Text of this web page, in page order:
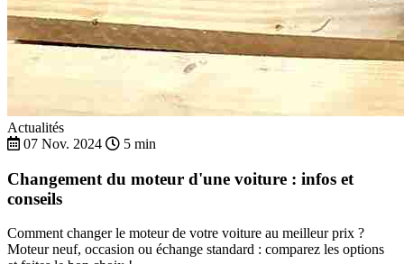
Actualités
07 Nov. 2024
5 min
Changement du moteur d'une voiture : infos et
conseils
Comment changer le moteur de votre voiture au meilleur prix ?
Moteur neuf, occasion ou échange standard : comparez les options